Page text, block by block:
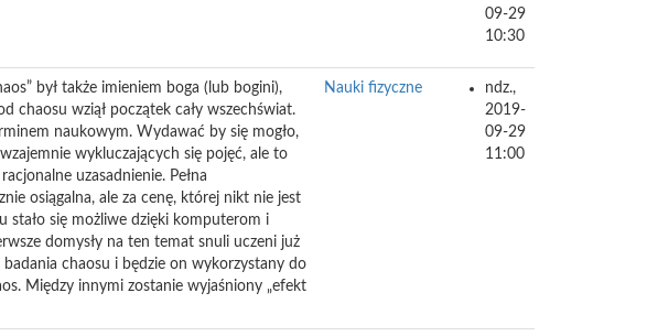
09-29
10:30
był także imieniem boga (lub bogini),
chaosu wziął początek cały wszechświat.
naukowym. Wydawać by się mogło,
wykluczających się pojęć, ale to
uzasadnienie. Pełna
osiągalna, ale za cenę, której nikt nie jest
stało się możliwe dzięki komputerom i
domysły na ten temat snuli uczeni już
chaosu i będzie on wykorzystany do
Między innymi zostanie wyjaśniony „efekt
Nauki fizyczne
ndz.,
2019-
09-29
11:00